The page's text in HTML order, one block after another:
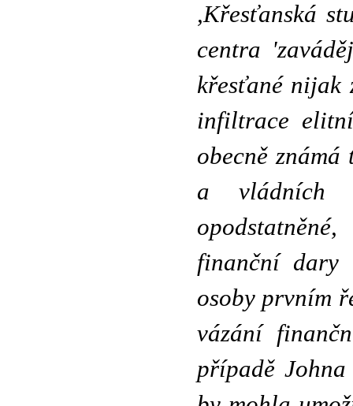
,Křesťanská
centra
křesťané nijak
infiltrace
obecně
a vládních
finanční dary
osoby prvním
vázání
případě